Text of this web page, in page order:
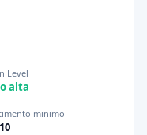
Level
alta
minimo